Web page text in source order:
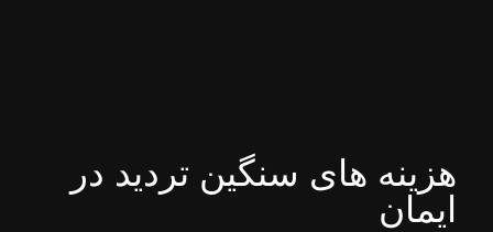
هزینه های سنگین تردید در
ایمان